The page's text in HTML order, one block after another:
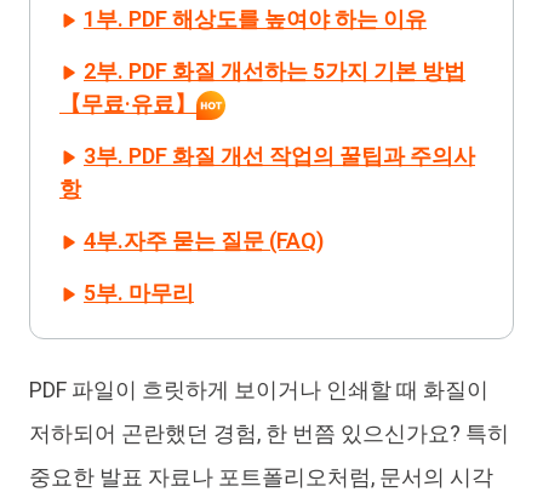
1부. PDF 해상도를 높여야 하는 이유
2부. PDF 화질 개선하는 5가지 기본 방법
【무료·유료】
3부. PDF 화질 개선 작업의 꿀팁과 주의사
항
4부.자주 묻는 질문 (FAQ)
5부. 마무리
PDF 파일이 흐릿하게 보이거나 인쇄할 때 화질이
저하되어 곤란했던 경험, 한 번쯤 있으신가요? 특히
중요한 발표 자료나 포트폴리오처럼, 문서의 시각